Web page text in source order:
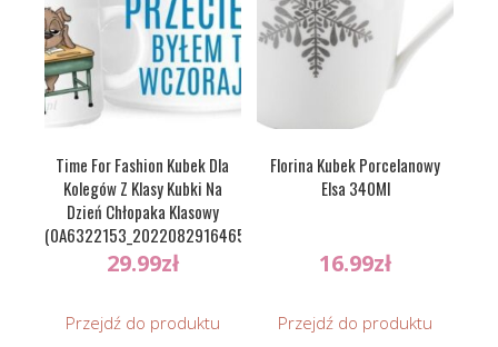
Time For Fashion Kubek Dla
Kolegów Z Klasy Kubki Na
Dzień Chłopaka Klasowy
(0A6322153_20220829164651)
29.99zł
Przejdź do produktu
Florina Kubek Porcelanowy
Elsa 340Ml
16.99zł
Przejdź do produktu